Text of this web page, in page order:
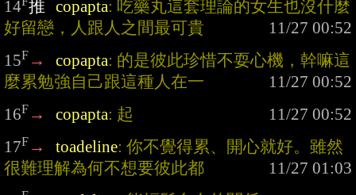
14 推 copapta: 吃藥丸這套理論的女生也沒什麼
好留戀，人跟人之間最可貴
15F → copapta: 的是彼此珍惜不耍心機，幹嘛這
麼累勉強自己跟這種人在一
16F → copapta: 起
17F → toadeline: 你不覺得累、開心就好。雖然
很難理解為何不想要彼此都